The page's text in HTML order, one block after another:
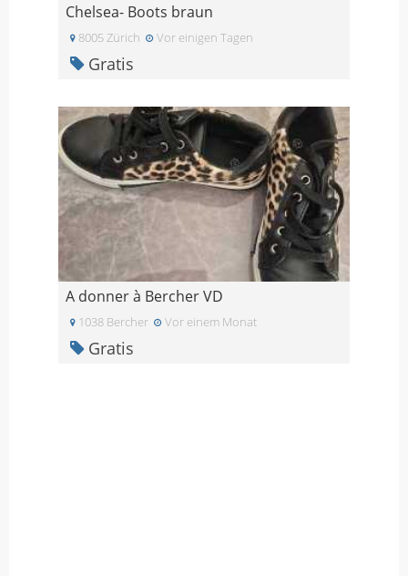
Chelsea- Boots braun
8005 Zürich Vor einigen Tagen
Gratis
A donner à Bercher VD
1038 Bercher Vor einem Monat
Gratis